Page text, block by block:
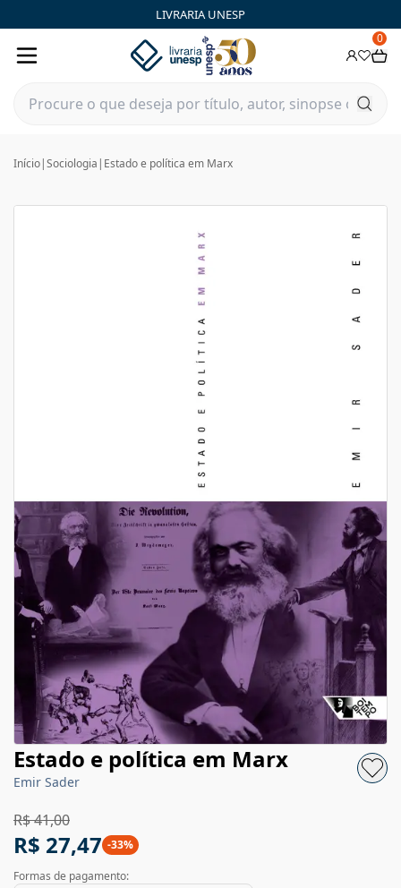
LIVRARIA UNESP
0
Início|Sociologia | Estado e política em Marx
Estado e política em Marx
Emir Sader
R$ 41,00
R$ 27,47 -33%
Formas de pagamento: